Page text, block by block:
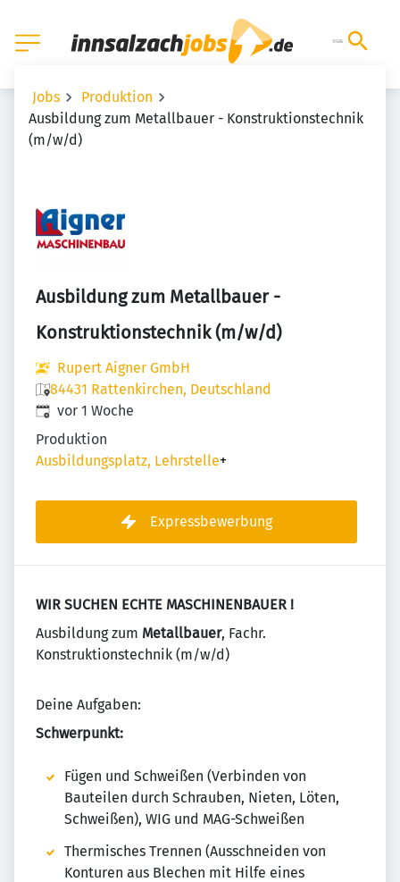
Jobs
Produktion
Ausbildung zum Metallbauer - Konstruktionstechnik
(m/w/d)
Ausbildung zum Metallbauer -
Konstruktionstechnik (m/w/d)
Rupert Aigner GmbH
84431 Rattenkirchen, Deutschland
Veröffentlicht:
vor 1 Woche
Produktion
Ausbildungsplatz, Lehrstelle+
Expressbewerbung
WIR SUCHEN ECHTE MASCHINENBAUER !
Ausbildung zum Metallbauer, Fachr.
Konstruktionstechnik (m/w/d)
Deine Aufgaben:
Schwerpunkt:
Fügen und Schweißen (Verbinden von
Bauteilen durch Schrauben, Nieten, Löten,
Schweißen), WIG und MAG-Schweißen
Thermisches Trennen (Ausschneiden von
Konturen aus Blechen mit Hilfe eines